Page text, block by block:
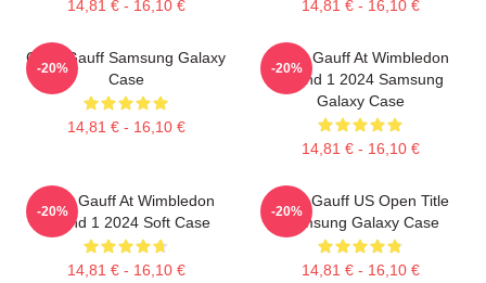
14,81 € - 16,10 € 14,81 € - 16,10 €
Coco Gauff Samsung Galaxy
Case
14,81 € - 16,10 €
-20%
Coco Gauff At Wimbledon
Round 1 2024 Samsung
Galaxy Case
14,81 € - 16,10 €
-20%
Coco Gauff At Wimbledon
Round 1 2024 Soft Case
14,81 € - 16,10 €
-20%
Coco Gauff US Open Title
Samsung Galaxy Case
14,81 € - 16,10 €
-20%